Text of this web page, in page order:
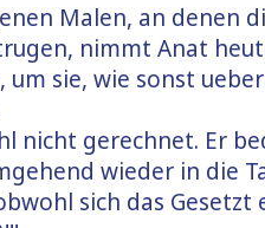
Malen, an denen
trugen, nimmt Anat
um sie, wie sonst
nicht gerechnet. Er
wieder in die
sich das Gesetzt